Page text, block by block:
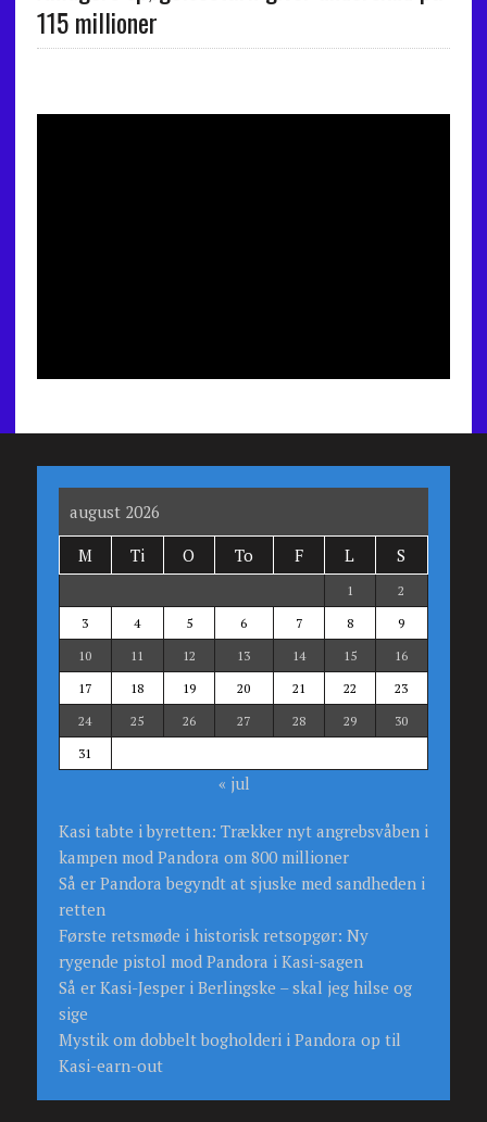
115 millioner
august 2026
M
Ti O To F L S
1
2
3
4 5 6 7 8
9
10
11 12 13 14 15
16
17
18 19 20 21 22
23
24
25 26 27 28 29
30
31
« jul
Kasi tabte i byretten: Trækker nyt angrebsvåben i
kampen mod Pandora om 800 millioner
Så er Pandora begyndt at sjuske med sandheden i
retten
Første retsmøde i historisk retsopgør: Ny
rygende pistol mod Pandora i Kasi-sagen
Så er Kasi-Jesper i Berlingske – skal jeg hilse og
sige
Mystik om dobbelt bogholderi i Pandora op til
Kasi-earn-out